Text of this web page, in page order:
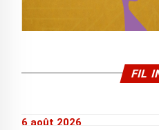
FIL
6 août 2026